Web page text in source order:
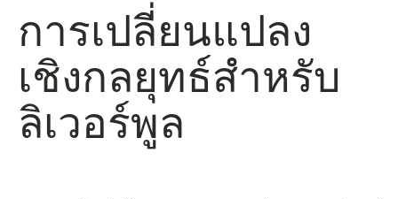
การเปลี่ยนแปลง
เชิงกลยุทธ์สำหรับ
ลิเวอร์พูล